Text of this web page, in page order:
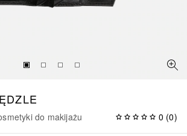
do makijażu 0 (0)